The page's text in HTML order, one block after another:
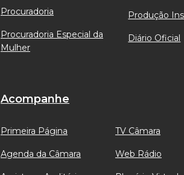
Procuradoria
Procuradoria Especial da
Mulher
Produção
Diário Oficial
Acompanhe
Primeira Página
Agenda da Câmara
TV Câmara
Web Rádio